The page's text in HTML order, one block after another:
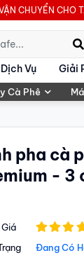
CHUYỂN CHO
Dịch Vụ Giải
Cà Phê
pha cà
- 3
Đang Có